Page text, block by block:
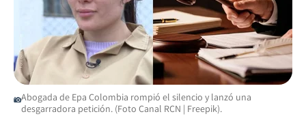
Abogada de Epa Colombia rompió el silencio y lanzó una
desgarradora petición. (Foto Canal RCN | Freepik).